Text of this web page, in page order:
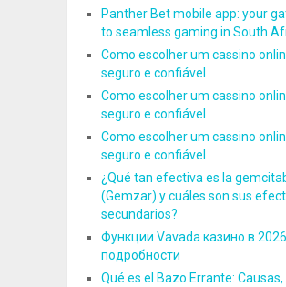
Panther Bet mobile app: your
to seamless gaming in South
Como escolher um cassino
seguro e confiável
Como escolher um cassino
seguro e confiável
Como escolher um cassino
seguro e confiável
¿Qué tan efectiva es la
(Gemzar) y cuáles son sus
secundarios?
Функции Vavada казино в
подробности
Qué es el Bazo Errante: Causas,